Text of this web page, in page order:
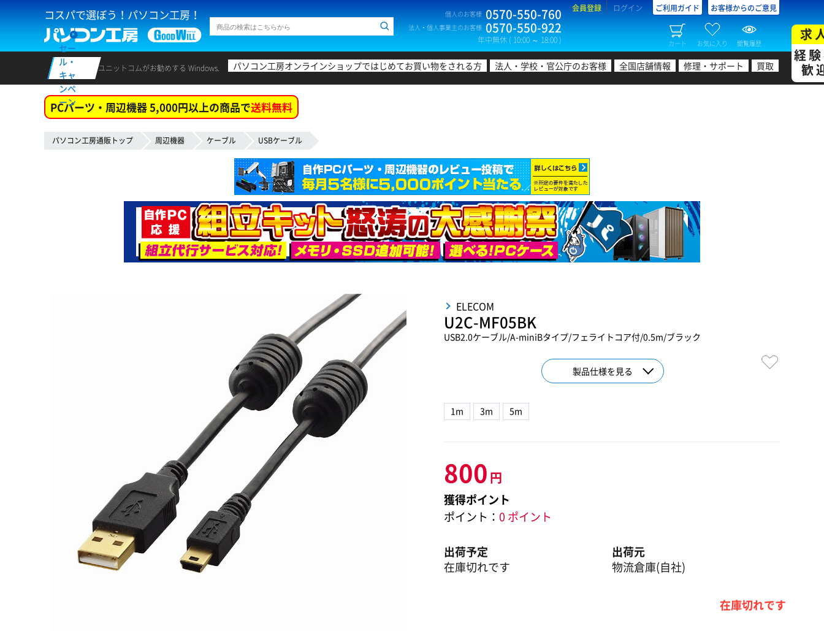
コスパで選ぼう！パソコン工房！ 個人のお客様 0570-550-760
法人・個人事業主のお客様 0570-550-922
年中無休 ( 10:00 ～ 18:00 )
会員登録 ログイン ご利用ガイド お客様からのご意見
カート お気に入り 閲覧履歴
セー
ル・
キャ
ンペ
ーン
ユニットコムがお勧めする Windows. パソコン工房オンラインショップではじめてお買い物をされる方 法人・学校・官公庁のお客様 全国店舗情報 修理・サポート 買取
求
経
歓
PCパーツ・周辺機器 5,000円以上の商品で送料無料
パソコン工房通販トップ 周辺機器 ケーブル USBケーブル
ELECOM
U2C-MF05BK
USB2.0ケーブル/A-miniBタイプ/フェライトコア付/0.5m/ブラック
製品仕様を見る
1m 3m 5m
800 円
獲得ポイント
ポイント： 0 ポイント
出荷予定
在庫切れです
出荷元
物流倉庫(自社)
在庫切れです